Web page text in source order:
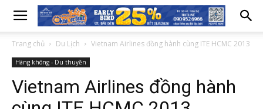
Trang chủ Du Lịch Vietnam Airlines đồng hành cùng ITE HCMC 2013
Hàng không - Du thuyền
Vietnam Airlines đồng hành